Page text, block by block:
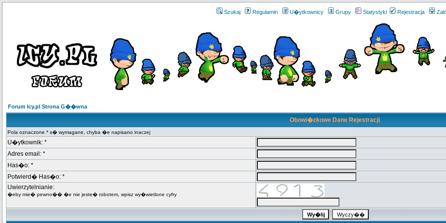
Szukaj Regulamin U�ytkownicy Grupy Statystyki Rejestracja
Forum Icy.pl Strona G��wna
Obowi�zkowe Dane Rejestracji
Pola oznaczone * s� wymagane, chyba �e napisano inaczej
U�ytkownik: *
Adres email: *
Has�o: *
Potwierd� Has�o: *
Uwierzytelnianie:
�eby mie� pewno�� �e nie jeste� robotem, wpisz wy�wietlone cyfry